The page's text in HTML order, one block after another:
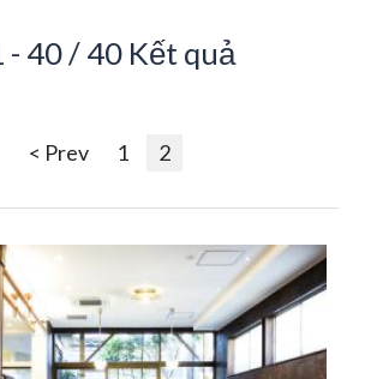
- 40 / 40 Kết quả
< Prev 1 2